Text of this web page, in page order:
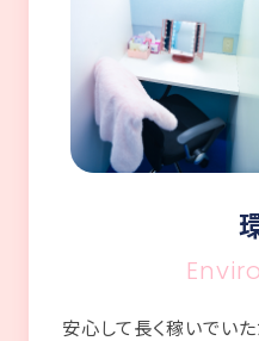
安心して長く稼いでいた